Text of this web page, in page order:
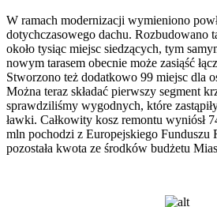
W ramach modernizacji wymieniono
dotychczasowego dachu. Rozbudowano
około tysiąc miejsc siedzących, tym
nowym tarasem obecnie może zasiąść
Stworzono też dodatkowo 99 miejsc dla
Można teraz składać pierwszy segment
sprawdziliśmy wygodnych, które
ławki. Całkowity kosz remontu wyniósł
mln pochodzi z Europejskiego Funduszu
pozostała kwota ze środków budżetu